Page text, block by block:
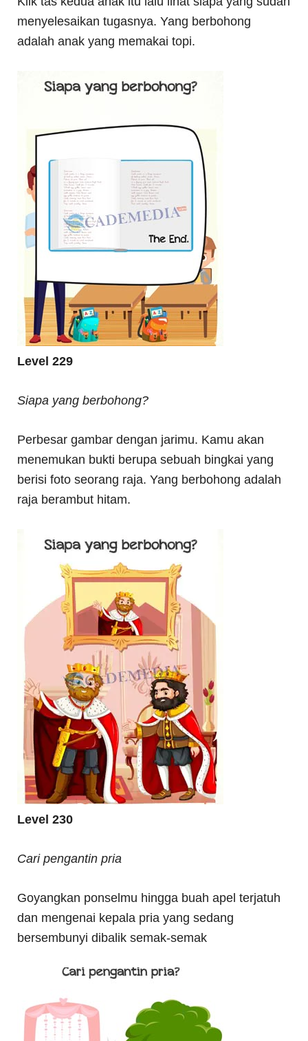
menyelesaikan tugasnya. Yang berbohong
adalah anak yang memakai topi.
Level 229
Siapa yang berbohong?
Perbesar gambar dengan jarimu. Kamu akan
menemukan bukti berupa sebuah bingkai yang
berisi foto seorang raja. Yang berbohong adalah
raja berambut hitam.
Level 230
Cari pengantin pria
Goyangkan ponselmu hingga buah apel terjatuh
dan mengenai kepala pria yang sedang
bersembunyi dibalik semak-semak